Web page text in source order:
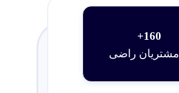
160+
مشتریان راضی